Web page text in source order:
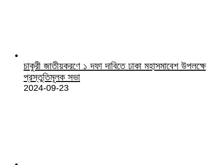
চাকুরী জাতীয়করণে ১ দফা দাবিতে ঢাকা মহাসমাবেশ উপলক্ষে
প্রস্তুতিমূলক সভা
2024-09-23